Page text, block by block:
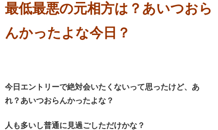
最低最悪の元相方は？あいつおら
んかったよな今日？
今日エントリーで絶対会いたくないって思ったけど、あ
れ？あいつおらんかったよな？
人も多いし普通に見過ごしただけかな？